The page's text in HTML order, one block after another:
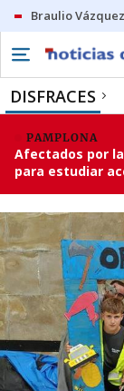
Braulio Vázquez
DISFRACES
PAMPLONA
Afectados por
para estudiar